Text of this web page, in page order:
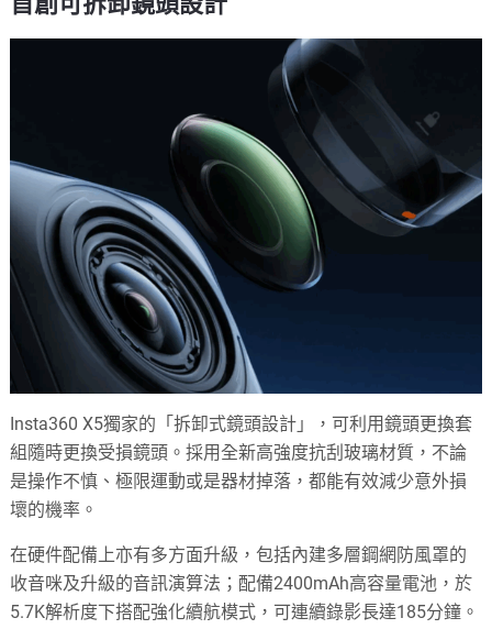
Insta360 X5獨家的「拆卸式鏡頭設計」，可利用鏡頭更換套
組隨時更換受損鏡頭。採用全新高強度抗刮玻璃材質，不論
是操作不慎、極限運動或是器材掉落，都能有效減少意外損
壞的機率。
在硬件配備上亦有多方面升級，包括內建多層鋼網防風罩的
收音咪及升級的音訊演算法；配備2400mAh高容量電池，於
5.7K解析度下搭配強化續航模式，可連續錄影長達185分鐘。